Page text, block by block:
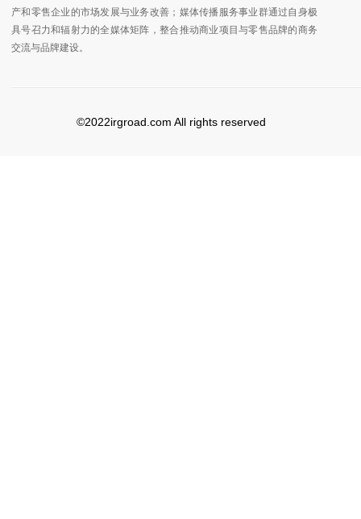
产和零售企业的市场发展与业务改善；媒体传播服务事业群通过自身极
具号召力和辐射力的全媒体矩阵，整合推动商业项目与零售品牌的商务
交流与品牌建设。
©2022irgroad.com All rights reserved